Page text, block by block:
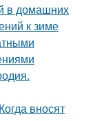
в домашних
к зиме
вносят